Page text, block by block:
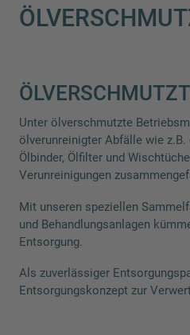
Unter ölverschmutzte
ölverunreinigter Abfälle wie
Ölbinder, Ölfilter und
Verunreinigungen
Mit unseren speziellen
und Behandlungsanlagen
Entsorgung.
Als zuverlässiger
Entsorgungskonzept zur